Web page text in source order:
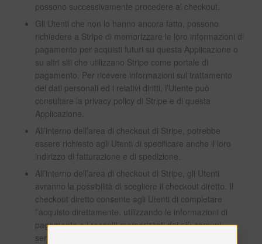
possono successivamente procedere al checkout.
Gli Utenti che non lo hanno ancora fatto, possono
richiedere a Stripe di memorizzare le loro informazioni di
pagamento per acquisti futuri su questa Applicazione o
su altri siti che utilizzano Stripe come portale di
pagamento. Per ricevere informazioni sul trattamento
dei dati personali ed i relativi diritti, l’Utente può
consultare la privacy policy di Stripe e di questa
Applicazione.
All’interno dell’area di checkout di Stripe, potrebbe
essere richiesto agli Utenti di specificare anche il loro
indirizzo di fatturazione e di spedizione.
All’interno dell’area di checkout di Stripe, gli Utenti
avranno la possibilità di scegliere il checkout diretto. Il
checkout diretto consente agli Utenti di completare
l’acquisto direttamente, utilizzando le informazioni di
pagamento e i recapiti memorizzati dai più comuni
servizi online di gestione dei pagamenti (come